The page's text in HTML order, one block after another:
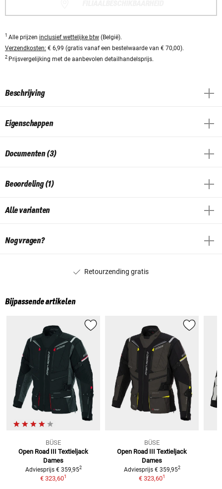
1 Alle prijzen inclusief wettelijke btw (België).
Verzendkosten: € 6,99 (gratis vanaf een bestelwaarde van € 70,00).
2 Prijsvergelijking met de aanbevolen detailhandelsprijs.
Beschrijving
Eigenschappen
Documenten (3)
Beoordeling (1)
Alle varianten
Nog vragen?
Retourzending gratis
Bijpassende artikelen
BÜSE
Open Road III Textieljack
Dames
Adviesprijs € 359,952
€ 323,601
BÜSE
Open Road III Textieljack
Dames
Adviesprijs € 359,952
€ 323,601